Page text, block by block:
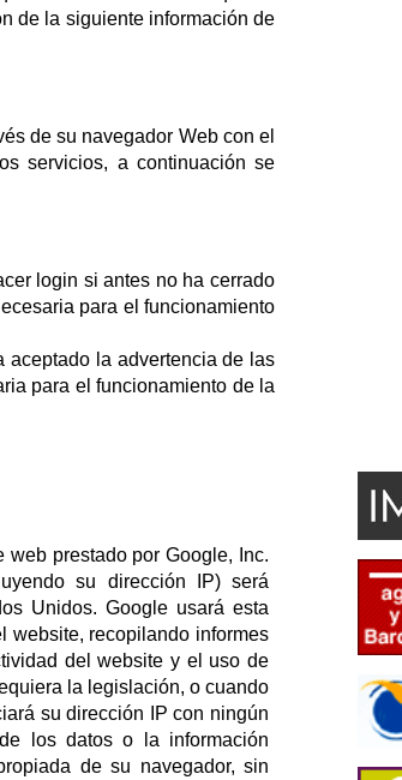
de la siguiente información de
de su navegador Web con el
servicios, a continuación se
login si antes no ha cerrado
para el funcionamiento
aceptado la advertencia de las
para el funcionamiento de la
prestado por Google, Inc.
su dirección IP) será
Unidos. Google usará esta
website, recopilando informes
del website y el uso de
la legislación, o cuando
su dirección IP con ningún
los datos o la información
de su navegador, sin